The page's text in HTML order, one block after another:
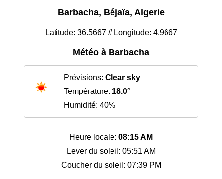
Barbacha, Béjaïa, Algerie
Latitude: 36.5667 // Longitude: 4.9667
Météo à Barbacha
Prévisions: Clear sky
Température: 18.0°
Humidité: 40%
Heure locale: 08:15 AM
Lever du soleil: 05:51 AM
Coucher du soleil: 07:39 PM